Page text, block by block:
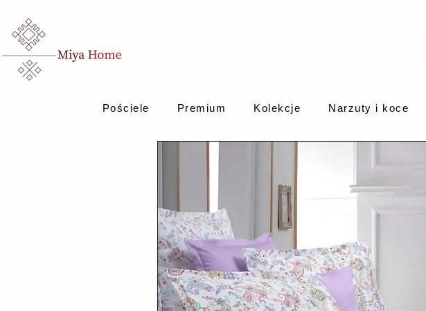
Pościele Premium Kolekcje Narzuty i koce